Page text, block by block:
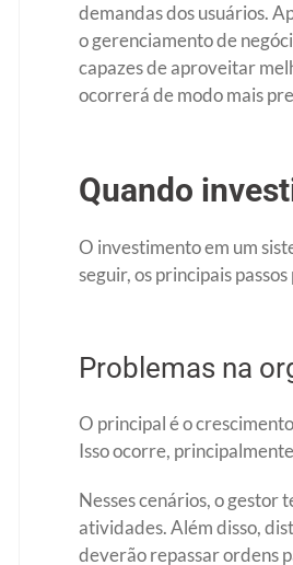
demandas dos usuários.
o gerenciamento de
capazes de aproveitar
ocorrerá de modo mais
Quando
O investimento em um
seguir, os principais
Problemas na
O principal é o
Isso ocorre,
Nesses cenários, o gestor
atividades. Além disso,
deverão repassar ordens